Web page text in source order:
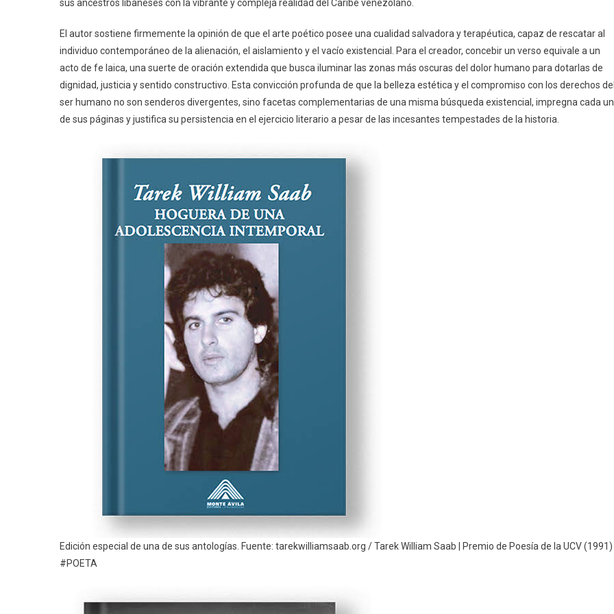
sus ancestros libaneses con la vibrante y compleja realidad del Caribe venezolano.
El autor sostiene firmemente la opinión de que el arte poético posee una cualidad salvadora y terapéutica, capaz de rescatar al
individuo contemporáneo de la alienación, el aislamiento y el vacío existencial. Para el creador, concebir un verso equivale a un
acto de fe laica, una suerte de oración extendida que busca iluminar las zonas más oscuras del dolor humano para dotarlas de
dignidad, justicia y sentido constructivo. Esta convicción profunda de que la belleza estética y el compromiso con los derechos
ser humano no son senderos divergentes, sino facetas complementarias de una misma búsqueda existencial, impregna cada
de sus páginas y justifica su persistencia en el ejercicio literario a pesar de las incesantes tempestades de la historia.
Edición especial de una de sus antologías. Fuente: tarekwilliamsaab.org / Tarek William Saab | Premio de Poesía de la UCV (1991)
#POETA